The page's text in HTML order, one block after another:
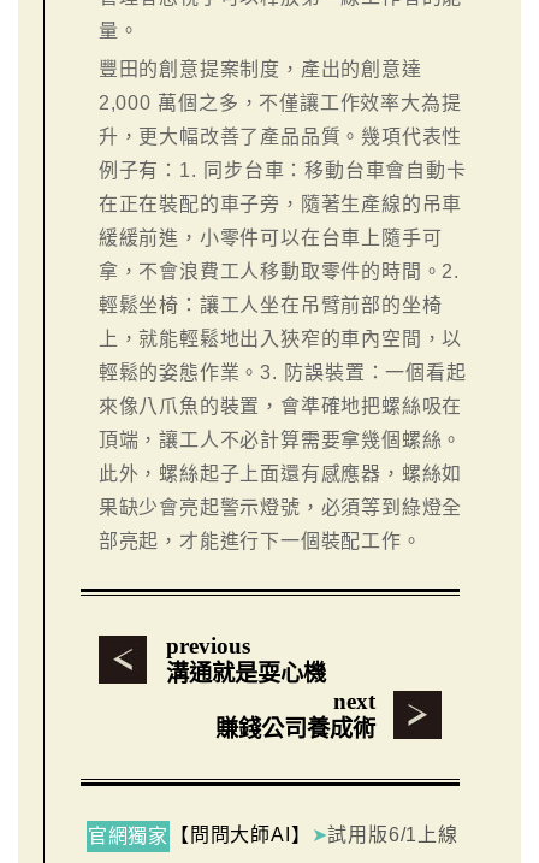
量。
豐田的創意提案制度，產出的創意達
2,000 萬個之多，不僅讓工作效率大為提
升，更大幅改善了產品品質。幾項代表性
例子有：1. 同步台車：移動台車會自動卡
在正在裝配的車子旁，隨著生產線的吊車
緩緩前進，小零件可以在台車上隨手可
拿，不會浪費工人移動取零件的時間。2.
輕鬆坐椅：讓工人坐在吊臂前部的坐椅
上，就能輕鬆地出入狹窄的車內空間，以
輕鬆的姿態作業。3. 防誤裝置：一個看起
來像八爪魚的裝置，會準確地把螺絲吸在
頂端，讓工人不必計算需要拿幾個螺絲。
此外，螺絲起子上面還有感應器，螺絲如
果缺少會亮起警示燈號，必須等到綠燈全
部亮起，才能進行下一個裝配工作。
previous
溝通就是耍心機
next
賺錢公司養成術
官網獨家 【問問大師AI】 ➤試用版6/1上線